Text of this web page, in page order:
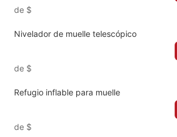
de $
Nivelador de muelle telescópico
de $
Refugio inflable para muelle
de $